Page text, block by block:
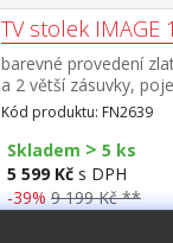
TV stolek IMAGE
barevné provedení
a 2 větší zásuvky,
ložisky
Kód produktu: FN2639
Skladem > 5 ks
5 599 Kč s DPH
-39% 9 199 Kč **